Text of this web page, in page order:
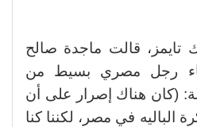
تايمز، قالت ماجدة صالح
رجل مصري بسيط من
(كان هناك إصرار على أن
الباليه في مصر، لكننا كنا